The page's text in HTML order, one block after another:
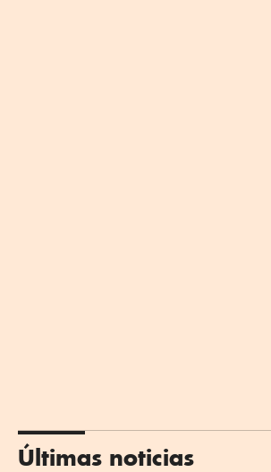
Últimas noticias